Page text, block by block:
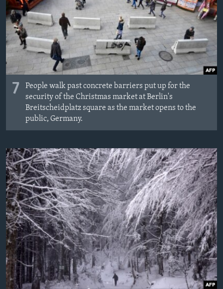
7
People walk past concrete barriers put up for the
security of the Christmas market at Berlin's
Breitscheidplatz square as the market opens to the
public, Germany.